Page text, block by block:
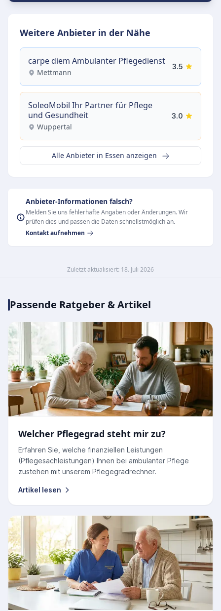
Weitere Anbieter in der Nähe
carpe diem Ambulanter Pflegedienst
Mettmann
3.5
SoleoMobil Ihr Partner für Pflege
und Gesundheit
Wuppertal
3.0
Alle Anbieter in Essen anzeigen
Anbieter-Informationen falsch?
Melden Sie uns fehlerhafte Angaben oder Änderungen. Wir
prüfen dies und passen die Daten schnellstmöglich an.
Kontakt aufnehmen
Zuletzt aktualisiert: 18. Juli 2026
Passende Ratgeber & Artikel
Welcher Pflegegrad steht mir zu?
Erfahren Sie, welche finanziellen Leistungen
(Pflegesachleistungen) Ihnen bei ambulanter Pflege
zustehen mit unserem Pflegegradrechner.
Artikel lesen